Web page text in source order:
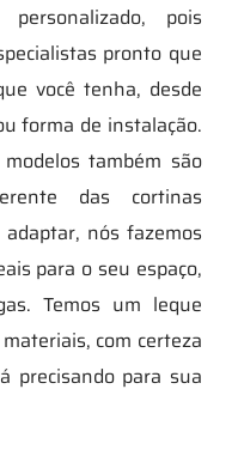
pois
pronto que
você tenha, desde
forma de instalação.
também são
das cortinas
nós fazemos
para o seu espaço,
Temos um leque
com certeza
precisando para sua